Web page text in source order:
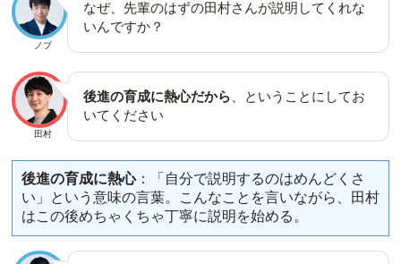
ノブ
なぜ、先輩のはずの田村さんが説明してくれな
いんですか？
田村
後進の育成に熱心だから 、ということにしてお
いてください
後進の育成に熱心：「自分で説明するのはめんどくさ
い」という意味の言葉。こんなことを言いながら、田村
はこの後めちゃくちゃ丁寧に説明を始める。